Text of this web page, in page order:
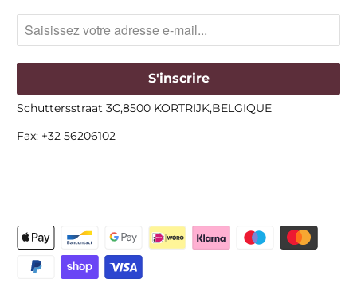
Schuttersstraat 3C,8500 KORTRIJK,BELGIQUE
Fax: +32 56206102